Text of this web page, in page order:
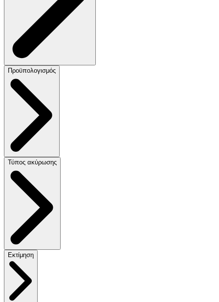
Προϋπολογισμός
Τύπος ακύρωσης
Εκτίμηση